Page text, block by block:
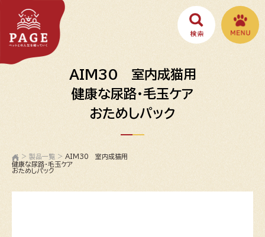
AIM30 室内成猫用
健康な尿路・毛玉ケア
おためしパック
> 製品一覧 > AIM30 室内成猫用
健康な尿路・毛玉ケア
おためしパック